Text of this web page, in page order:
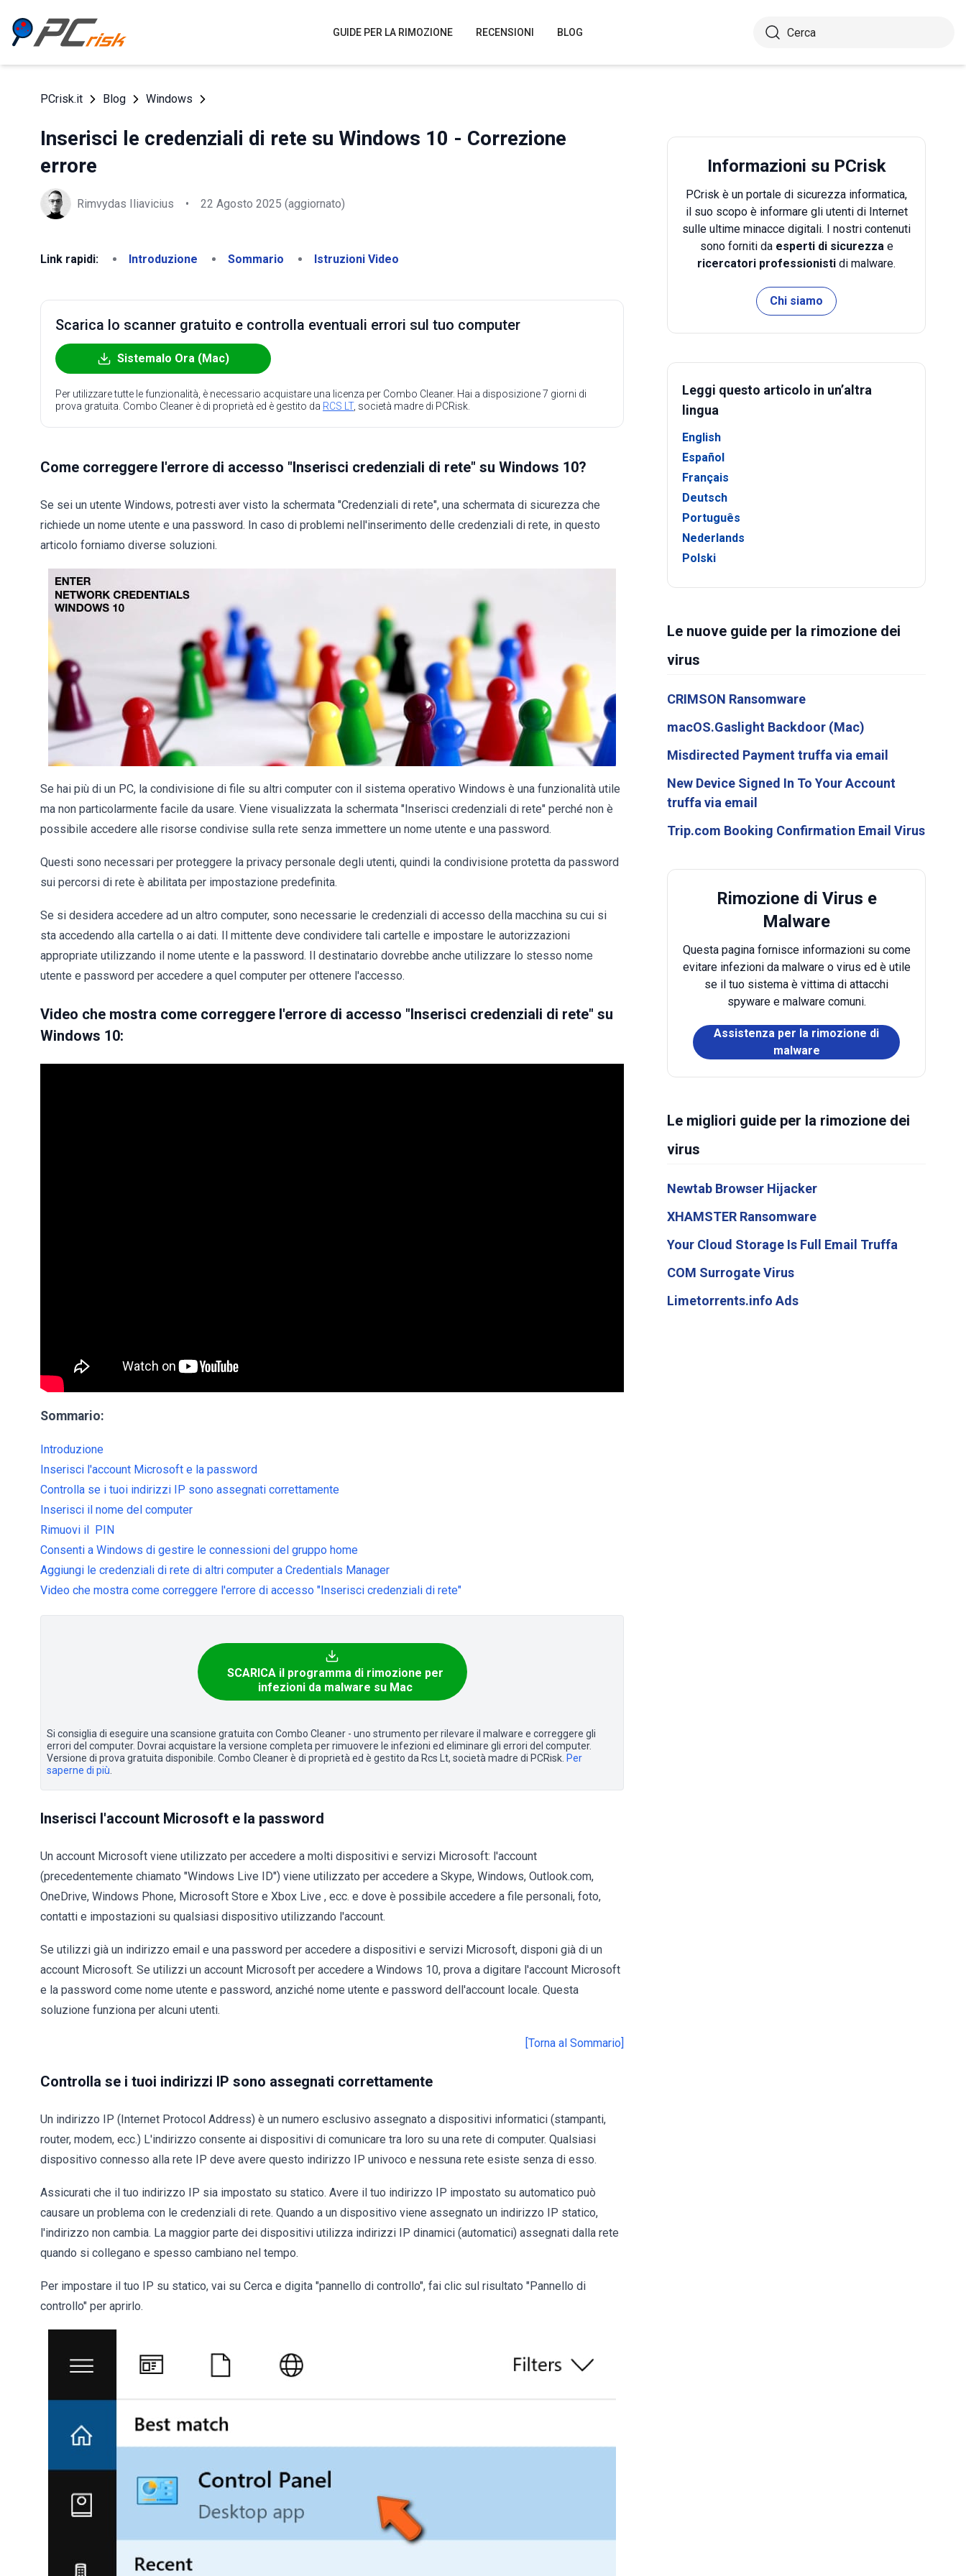
GUIDE PER LA RIMOZIONE RECENSIONI BLOG
PCrisk.it Blog Windows
Inserisci le credenziali di rete su Windows 10 - Correzione
errore
Rimvydas Iliavicius • 22 Agosto 2025 (aggiornato)
Link rapidi: Introduzione Sommario Istruzioni Video
Scarica lo scanner gratuito e controlla eventuali errori sul tuo computer
Sistemalo Ora (Mac)
Per utilizzare tutte le funzionalità, è necessario acquistare una licenza per Combo Cleaner. Hai a disposizione 7 giorni di
prova gratuita. Combo Cleaner è di proprietà ed è gestito da RCS LT, società madre di PCRisk.
Come correggere l'errore di accesso "Inserisci credenziali di rete" su Windows 10?
Se sei un utente Windows, potresti aver visto la schermata "Credenziali di rete", una schermata di sicurezza che
richiede un nome utente e una password. In caso di problemi nell'inserimento delle credenziali di rete, in questo
articolo forniamo diverse soluzioni.
Se hai più di un PC, la condivisione di file su altri computer con il sistema operativo Windows è una funzionalità utile
ma non particolarmente facile da usare. Viene visualizzata la schermata "Inserisci credenziali di rete" perché non è
possibile accedere alle risorse condivise sulla rete senza immettere un nome utente e una password.
Questi sono necessari per proteggere la privacy personale degli utenti, quindi la condivisione protetta da password
sui percorsi di rete è abilitata per impostazione predefinita.
Se si desidera accedere ad un altro computer, sono necessarie le credenziali di accesso della macchina su cui si
sta accedendo alla cartella o ai dati. Il mittente deve condividere tali cartelle e impostare le autorizzazioni
appropriate utilizzando il nome utente e la password. Il destinatario dovrebbe anche utilizzare lo stesso nome
utente e password per accedere a quel computer per ottenere l'accesso.
Video che mostra come correggere l'errore di accesso "Inserisci credenziali di rete" su
Windows 10:
Sommario:
Introduzione
Inserisci l'account Microsoft e la password
Controlla se i tuoi indirizzi IP sono assegnati correttamente
Inserisci il nome del computer
Rimuovi il PIN
Consenti a Windows di gestire le connessioni del gruppo home
Aggiungi le credenziali di rete di altri computer a Credentials Manager
Video che mostra come correggere l'errore di accesso "Inserisci credenziali di rete"
SCARICA il programma di rimozione per
infezioni da malware su Mac
Si consiglia di eseguire una scansione gratuita con Combo Cleaner - uno strumento per rilevare il malware e correggere gli
errori del computer. Dovrai acquistare la versione completa per rimuovere le infezioni ed eliminare gli errori del computer.
Versione di prova gratuita disponibile. Combo Cleaner è di proprietà ed è gestito da Rcs Lt, società madre di PCRisk. Per
saperne di più
Inserisci l'account Microsoft e la password
Un account Microsoft viene utilizzato per accedere a molti dispositivi e servizi Microsoft: l'account
(precedentemente chiamato "Windows Live ID") viene utilizzato per accedere a Skype, Windows, Outlook.com,
OneDrive, Windows Phone, Microsoft Store e Xbox Live , ecc. e dove è possibile accedere a file personali, foto,
contatti e impostazioni su qualsiasi dispositivo utilizzando l'account.
Se utilizzi già un indirizzo email e una password per accedere a dispositivi e servizi Microsoft, disponi già di un
account Microsoft. Se utilizzi un account Microsoft per accedere a Windows 10, prova a digitare l'account Microsoft
e la password come nome utente e password, anziché nome utente e password dell'account locale. Questa
soluzione funziona per alcuni utenti.
[Torna al Sommario]
Controlla se i tuoi indirizzi IP sono assegnati correttamente
Un indirizzo IP (Internet Protocol Address) è un numero esclusivo assegnato a dispositivi informatici (stampanti,
router, modem, ecc.) L'indirizzo consente ai dispositivi di comunicare tra loro su una rete di computer. Qualsiasi
dispositivo connesso alla rete IP deve avere questo indirizzo IP univoco e nessuna rete esiste senza di esso.
Assicurati che il tuo indirizzo IP sia impostato su statico. Avere il tuo indirizzo IP impostato su automatico può
causare un problema con le credenziali di rete. Quando a un dispositivo viene assegnato un indirizzo IP statico,
l'indirizzo non cambia. La maggior parte dei dispositivi utilizza indirizzi IP dinamici (automatici) assegnati dalla rete
quando si collegano e spesso cambiano nel tempo.
Per impostare il tuo IP su statico, vai su Cerca e digita "pannello di controllo", fai clic sul risultato "Pannello di
controllo" per aprirlo.
Informazioni su PCrisk
PCrisk è un portale di sicurezza informatica,
il suo scopo è informare gli utenti di Internet
sulle ultime minacce digitali. I nostri contenuti
sono forniti da esperti di sicurezzae
ricercatori professionisti di malware.
Chi siamo
Leggi questo articolo in un’altra
lingua
English
Español
Français
Deutsch
Português
Nederlands
Polski
Le nuove guide per la rimozione dei
virus
CRIMSON Ransomware
macOS.Gaslight Backdoor (Mac)
Misdirected Payment truffa via email
New Device Signed In To Your Account
truffa via email
Trip.com Booking Confirmation Email Virus
Rimozione di Virus e
Malware
Questa pagina fornisce informazioni su come
evitare infezioni da malware o virus ed è utile
se il tuo sistema è vittima di attacchi
spyware e malware comuni.
Assistenza per la rimozione di
malware
Le migliori guide per la rimozione dei
virus
Newtab Browser Hijacker
XHAMSTER Ransomware
Your Cloud Storage Is Full Email Truffa
COM Surrogate Virus
Limetorrents.info Ads